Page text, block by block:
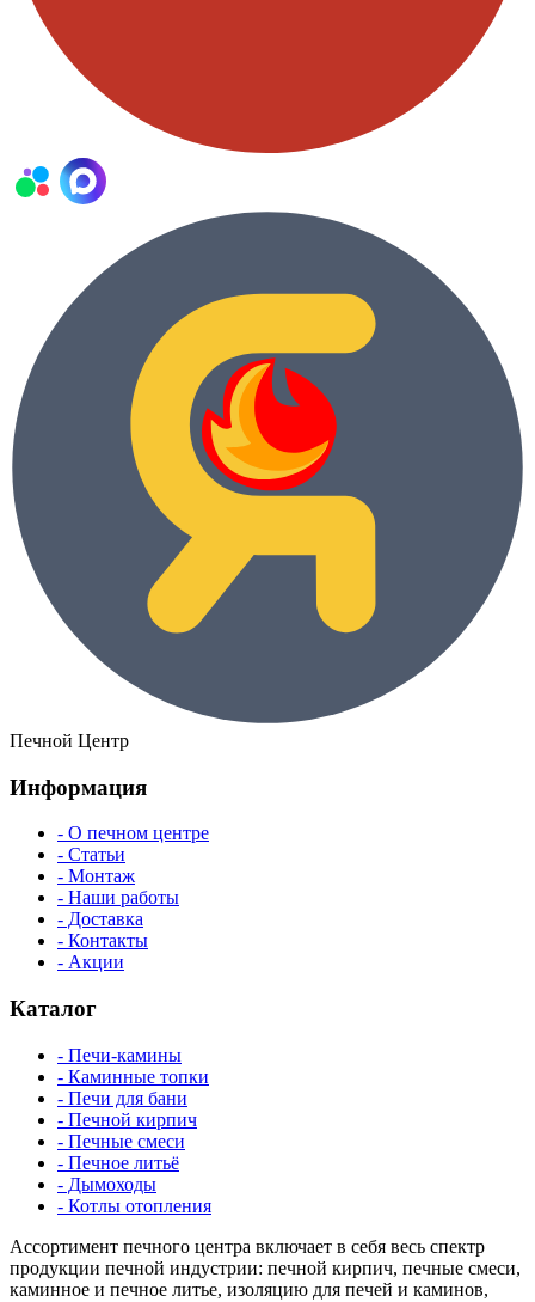
Печной Центр
Информация
- О печном центре
- Статьи
- Монтаж
- Наши работы
- Доставка
- Контакты
- Акции
Каталог
- Печи-камины
- Каминные топки
- Печи для бани
- Печной кирпич
- Печные смеси
- Печное литьё
- Дымоходы
- Котлы отопления
Ассортимент печного центра включает в себя весь спектр
продукции печной индустрии: печной кирпич, печные смеси,
каминное и печное литье, изоляцию для печей и каминов,